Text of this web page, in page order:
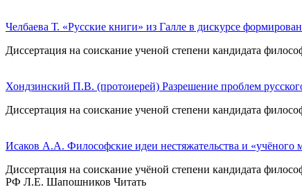
Челбаева Т. «Русские книги» из Галле в дискурсе
Диссертация на соискание ученой степени кандидата
Хондзинский П.В. (протоиерей) Разрешение проблем
Диссертация на соискание ученой степени кандидата
Исаков А.А. Философские идеи нестяжательства и
Диссертация на соискание учёной степени кандидата
РФ Л.Е. Шапошников Читать